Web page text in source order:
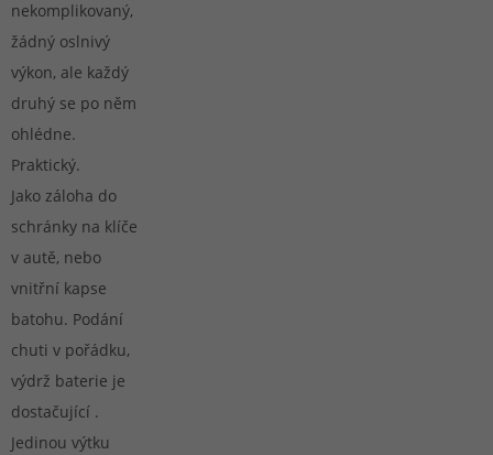
nekomplikovaný,
žádný oslnivý
výkon, ale každý
druhý se po něm
ohlédne.
Praktický.
Jako záloha do
schránky na klíče
v autě, nebo
vnitřní kapse
batohu. Podání
chuti v pořádku,
výdrž baterie je
dostačující .
Jedinou výtku